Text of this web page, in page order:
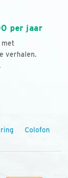
per jaar
verhalen.
Colofon